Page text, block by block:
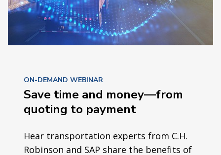
ON-DEMAND WEBINAR
Save time and money—from
quoting to payment
Hear transportation experts from C.H.
Robinson and SAP share the benefits of